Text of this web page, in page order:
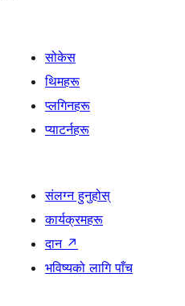
सोकेस
थिमहरू
प्लगिनहरू
प्याटर्नहरू
संलग्न हुनुहोस्
कार्यक्रमहरू
दान ↗
भविष्यको लागि पाँच